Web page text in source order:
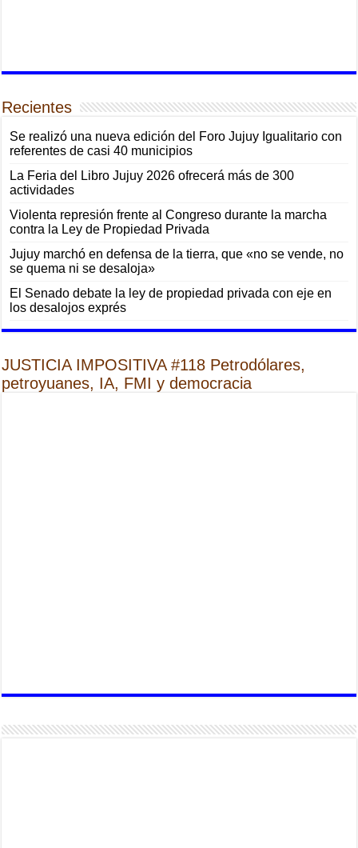
Recientes
Se realizó una nueva edición del Foro Jujuy Igualitario con
referentes de casi 40 municipios
La Feria del Libro Jujuy 2026 ofrecerá más de 300
actividades
Violenta represión frente al Congreso durante la marcha
contra la Ley de Propiedad Privada
Jujuy marchó en defensa de la tierra, que «no se vende, no
se quema ni se desaloja»
El Senado debate la ley de propiedad privada con eje en
los desalojos exprés
JUSTICIA IMPOSITIVA #118 Petrodólares,
petroyuanes, IA, FMI y democracia